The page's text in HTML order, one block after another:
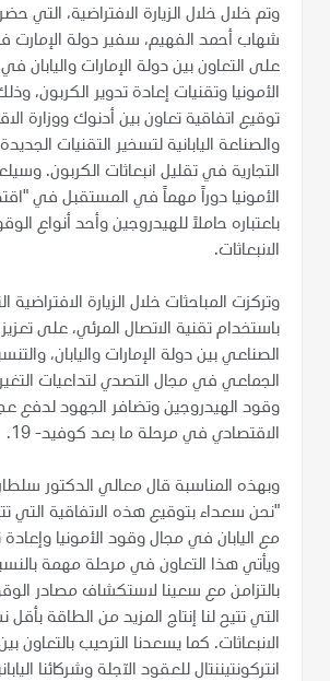
وتم خلال خلال الزيارة الافتراضية، التي
شهاب أحمد الفهيم، سفير دولة الإمارت في
على التعاون بين دولة الإمارات واليابان
الأمونيا وتقنيات إعادة تدوير الكربون،
توقيع اتفاقية تعاون بين أدنوك ووزارة
والصناعة اليابانية لتسخير التقنيات
التجارية في تقليل انبعاثات الكربون.
الأمونيا دوراً مهماً في المستقبل في
باعتباره حاملاً للهيدروجين وأحد أنواع
الانبعاثات.
وتركزت المباحثات خلال الزيارة الافتراضية
باستخدام تقنية الاتصال المرئي، على تعزيز
الصناعي بين دولة الإمارات واليابان،
الجماعي في مجال التصدي لتداعيات التغير
وقود الهيدروجين وتضافر الجهود لدفع
الاقتصادي في مرحلة ما بعد كوفيد- 19.
وبهذه المناسبة قال معالي الدكتور
"نحن سعداء بتوقيع هذه الاتفاقية التي
مع اليابان في مجال وقود الأمونيا وإعادة
ويأتي هذا التعاون في مرحلة مهمة
بالتزامن مع سعينا لاستكشاف مصادر
التي تتيح لنا إنتاج المزيد من الطاقة
الانبعاثات. كما يسعدنا الترحيب بالتعاون
انتركونتيننتال للعقود الآجلة وشركائنا